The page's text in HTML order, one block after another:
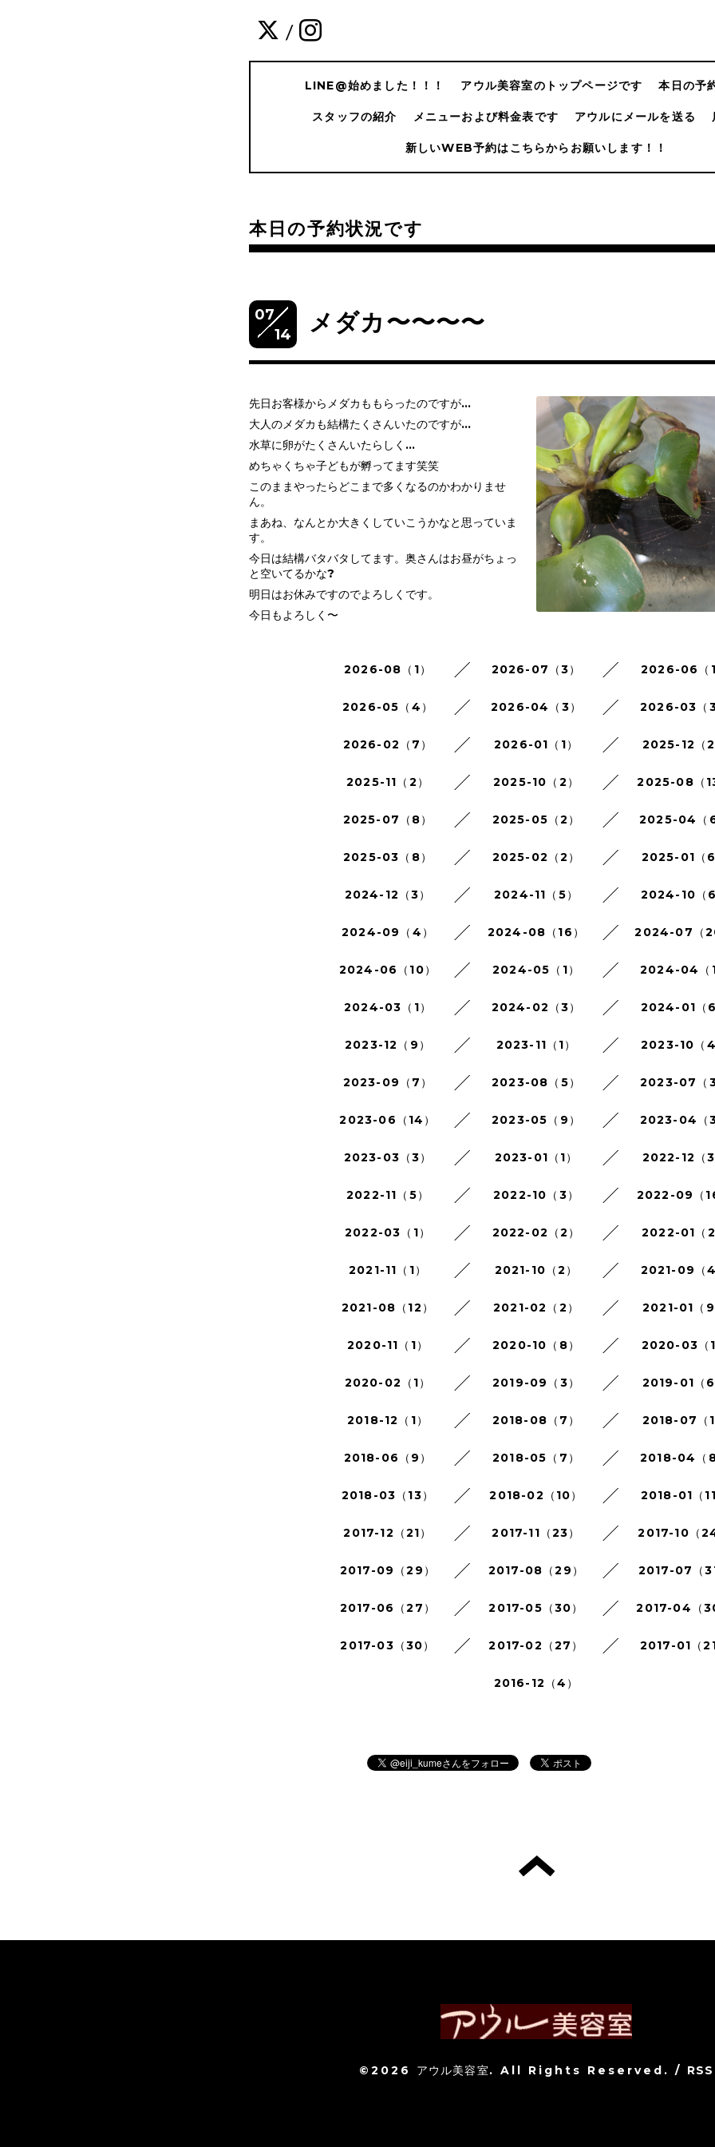
/
LINE@始めました！！！ アウル美容室のトップページです 本日の予
スタッフの紹介 メニューおよび料金表です アウルにメールを送る
新しいWEB予約はこちらからお願いします！！
本日の予約状況です
07
14
メダカ〜〜〜〜
先日お客様からメダカももらったのですが…
大人のメダカも結構たくさんいたのですが…
水草に卵がたくさんいたらしく…
めちゃくちゃ子どもが孵ってます笑笑
このままやったらどこまで多くなるのかわかりませ
ん。
まあね、なんとか大きくしていこうかなと思っていま
す。
今日は結構バタバタしてます。奥さんはお昼がちょっ
と空いてるかな?
明日はお休みですのでよろしくです。
今日もよろしく〜
2026-08（1） 2026-07（3） 2026-06（1
2026-05（4） 2026-04（3） 2026-03（3
2026-02（7） 2026-01（1） 2025-12（2
2025-11（2） 2025-10（2） 2025-08（13
2025-07（8） 2025-05（2） 2025-04（6
2025-03（8） 2025-02（2） 2025-01（6
2024-12（3） 2024-11（5） 2024-10（6
2024-09（4） 2024-08（16） 2024-07（
2024-06（10） 2024-05（1） 2024-04（1
2024-03（1） 2024-02（3） 2024-01（6
2023-12（9） 2023-11（1） 2023-10（4
2023-09（7） 2023-08（5） 2023-07（3
2023-06（14） 2023-05（9） 2023-04（3
2023-03（3） 2023-01（1） 2022-12（3
2022-11（5） 2022-10（3） 2022-09（16
2022-03（1） 2022-02（2） 2022-01（2
2021-11（1） 2021-10（2） 2021-09（4
2021-08（12） 2021-02（2） 2021-01（9
2020-11（1） 2020-10（8） 2020-03（1
2020-02（1） 2019-09（3） 2019-01（6
2018-12（1） 2018-08（7） 2018-07（1
2018-06（9） 2018-05（7） 2018-04（8
2018-03（13） 2018-02（10） 2018-01（11
2017-12（21） 2017-11（23） 2017-10（24
2017-09（29） 2017-08（29） 2017-07（31
2017-06（27） 2017-05（30） 2017-04（
2017-03（30） 2017-02（27） 2017-01（21
2016-12（4）
©2026 アウル美容室. All Rights Reserved. / RSS